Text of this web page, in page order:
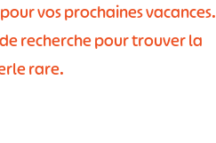
vos prochaines vacances.
recherche pour trouver la
rare.